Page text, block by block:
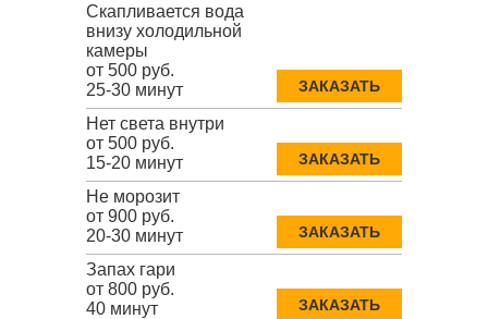
Скапливается вода
внизу холодильной
камеры
от 500 руб.
25-30 минут
ЗАКАЗАТЬ
Нет света внутри
от 500 руб.
15-20 минут
ЗАКАЗАТЬ
Не морозит
от 900 руб.
20-30 минут
ЗАКАЗАТЬ
Запах гари
от 800 руб.
40 минут
ЗАКАЗАТЬ